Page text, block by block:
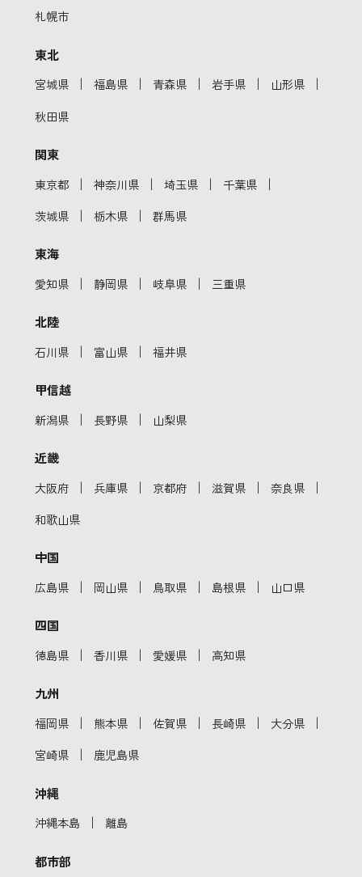
札幌市
東北
宮城県 ｜ 福島県 ｜ 青森県 ｜ 岩手県 ｜ 山形県 ｜
秋田県
関東
東京都 ｜ 神奈川県 ｜ 埼玉県 ｜ 千葉県 ｜
茨城県 ｜ 栃木県 ｜ 群馬県
東海
愛知県 ｜ 静岡県 ｜ 岐阜県 ｜ 三重県
北陸
石川県 ｜ 富山県 ｜ 福井県
甲信越
新潟県 ｜ 長野県 ｜ 山梨県
近畿
大阪府 ｜ 兵庫県 ｜ 京都府 ｜ 滋賀県 ｜ 奈良県 ｜
和歌山県
中国
広島県 ｜ 岡山県 ｜ 鳥取県 ｜ 島根県 ｜ 山口県
四国
徳島県 ｜ 香川県 ｜ 愛媛県 ｜ 高知県
九州
福岡県 ｜ 熊本県 ｜ 佐賀県 ｜ 長崎県 ｜ 大分県 ｜
宮崎県 ｜ 鹿児島県
沖縄
沖縄本島 ｜ 離島
都市部